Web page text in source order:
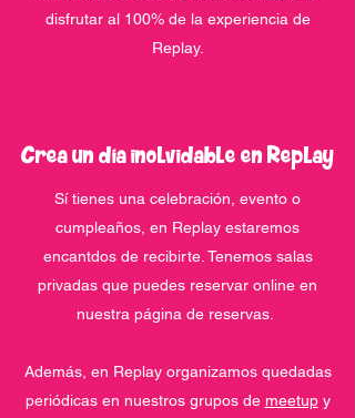
disfrutar al 100% de la experiencia de
Replay.
Crea un día inolvidable en Replay
​Sí tienes una celebración, evento o
cumpleaños, en Replay estaremos
encantdos de recibirte. Tenemos salas
privadas que puedes reservar online en
nuestra página de reservas.
Además, en Replay organizamos quedadas
periódicas en nuestros grupos de meetupy